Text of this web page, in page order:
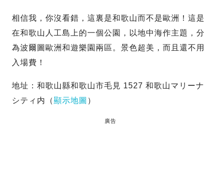
相信我，你沒看錯，這裏是和歌山而不是歐洲！這是
在和歌山人工島上的一個公園，以地中海作主題，分
為波爾圖歐洲和遊樂園兩區。景色超美，而且還不用
入場費！
地址：和歌山縣和歌山市毛見 1527 和歌山マリーナ
シティ内（顯示地圖 ）
廣告